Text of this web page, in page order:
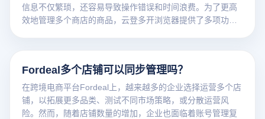
信息不仅繁琐，还容易导致操作错误和时间浪费。为了更高
效地管理多个商店的商品，云登多开浏览器提供了多项功
Fordeal多个店铺可以同步管理吗？
在跨境电商平台Fordeal上，越来越多的企业选择运营多个店
铺，以拓展更多品类、测试不同市场策略，或分散运营风
险。然而，随着店铺数量的增加，企业也面临着账号管理复